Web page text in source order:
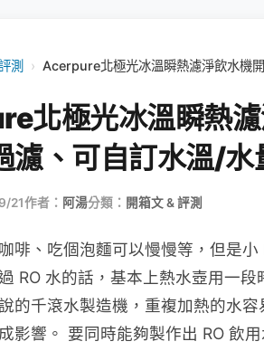
測 › Acerpure北極光冰溫瞬熱濾淨飲水機
北極光冰溫瞬熱
濾、可自訂水溫/水
21作者： 阿湯分類： 開箱文 & 評測
啡、吃個泡麵可以慢慢等，但是
RO 水的話，基本上熱水壺用一
的千滾水製造機，重複加熱的水
影響。 要同時能夠製作出 RO 飲